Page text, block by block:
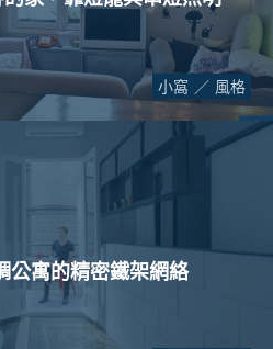
小窩 風格
公寓的精密鐵架網絡